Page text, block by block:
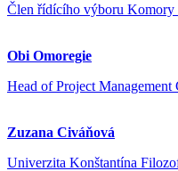
Člen řídícího výboru Komory
Obi Omoregie
Head of Project Management
Zuzana Civáňová
Univerzita Konštantína